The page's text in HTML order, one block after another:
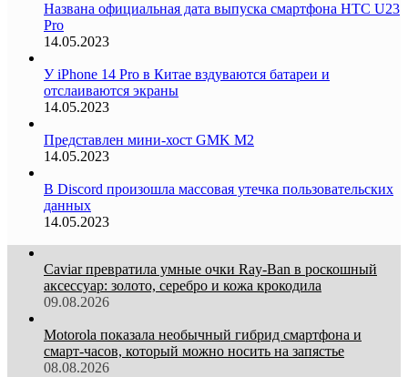
Названа официальная дата выпуска смартфона HTC U23
Pro
14.05.2023
У iPhone 14 Pro в Китае вздуваются батареи и
отслаиваются экраны
14.05.2023
Представлен мини-хост GMK M2
14.05.2023
В Discord произошла массовая утечка пользовательских
данных
14.05.2023
Caviar превратила умные очки Ray-Ban в роскошный
аксессуар: золото, серебро и кожа крокодила
09.08.2026
Motorola показала необычный гибрид смартфона и
смарт-часов, который можно носить на запястье
08.08.2026